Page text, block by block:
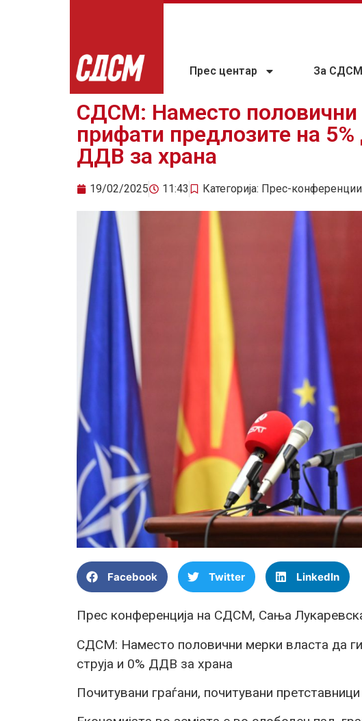
Прес центар За СДСМ
СДСМ: Наместо половични
прифати предлозите на
ДДВ за храна
19/02/2025 11:43 Категорија: Прес-конференции
Facebook Twitter LinkedIn
Прес конференција на СДСМ, Сања
СДСМ: Наместо половични мерки власта да
струја и 0% ДДВ за храна
Почитувани граѓани, почитувани